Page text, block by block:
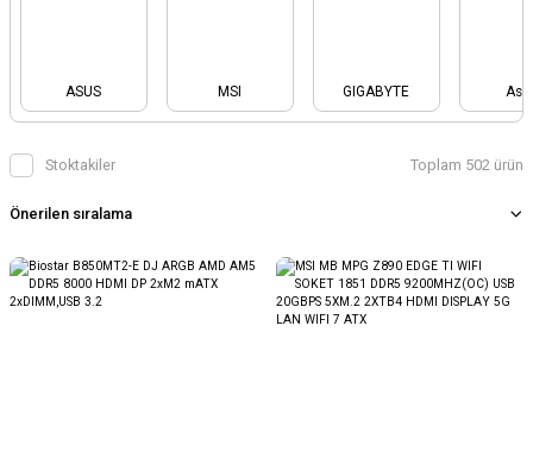
ASUS MSI GIGABYTE
Stoktakiler Toplam 502 ürün